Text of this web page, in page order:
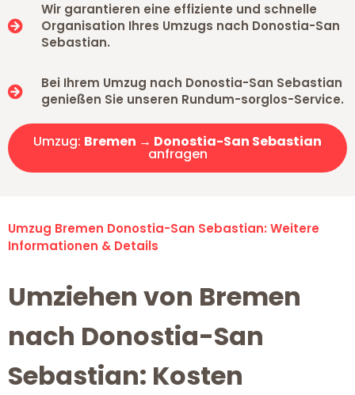
Wir garantieren eine effiziente und schnelle
Organisation Ihres Umzugs nach Donostia-San
Sebastian.
Bei Ihrem Umzug nach Donostia-San Sebastian
genießen Sie unseren Rundum-sorglos-Service.
Umzug: Bremen → Donostia-San Sebastian
anfragen
Umzug Bremen Donostia-San Sebastian: Weitere
Informationen & Details
Umziehen von Bremen
nach Donostia-San
Sebastian: Kosten